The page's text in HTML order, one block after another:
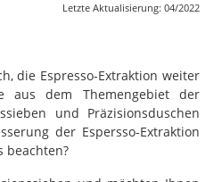
Letzte Aktualisierung: 04/2022
die Espresso-Extraktion weiter
aus dem Themengebiet der
und Präzisionsduschen
der Espersso-Extraktion
beachten?